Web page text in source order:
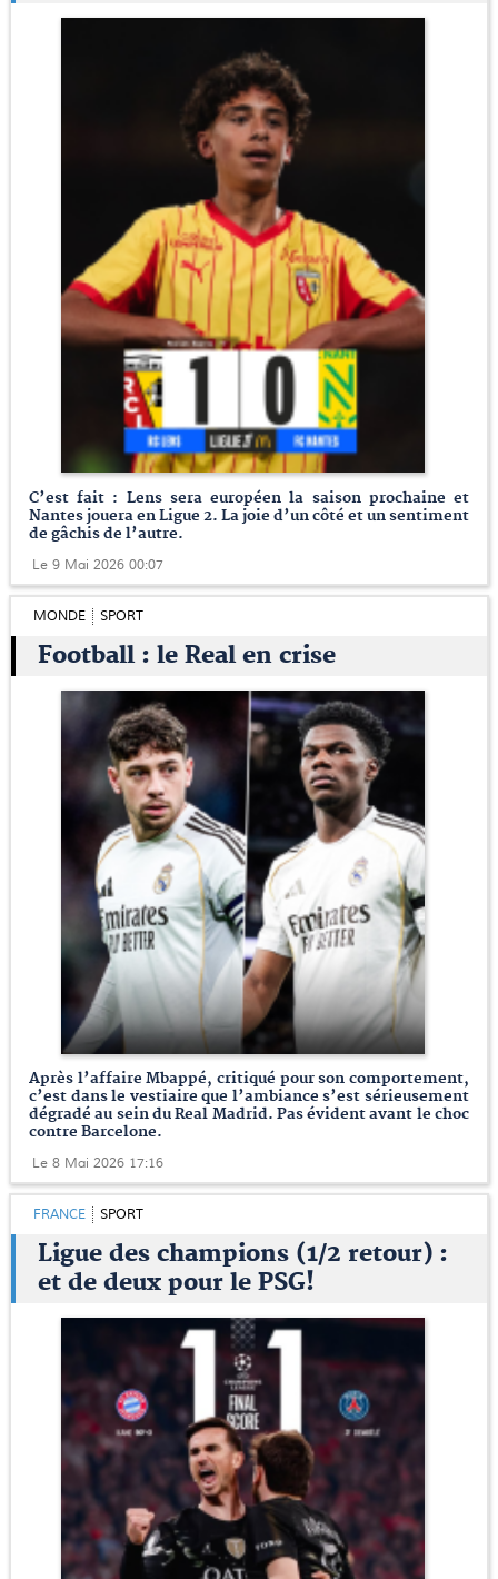
C’est fait : Lens sera européen la saison prochaine et
Nantes jouera en Ligue 2. La joie d’un côté et un sentiment
de gâchis de l’autre.
Le 9 Mai 2026 00:07
MONDE SPORT
Football : le Real en crise
Après l’affaire Mbappé, critiqué pour son comportement,
c’est dans le vestiaire que l’ambiance s’est sérieusement
dégradé au sein du Real Madrid. Pas évident avant le choc
contre Barcelone.
Le 8 Mai 2026 17:16
FRANCE SPORT
Ligue des champions (1/2 retour) :
et de deux pour le PSG!